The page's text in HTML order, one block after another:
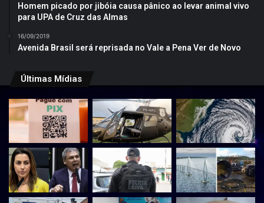
Homem picado por jibóia causa pânico ao levar animal vivo
para UPA de Cruz das Almas
16/09/2019
Avenida Brasil será reprisada no Vale a Pena Ver de Novo
Últimas Mídias